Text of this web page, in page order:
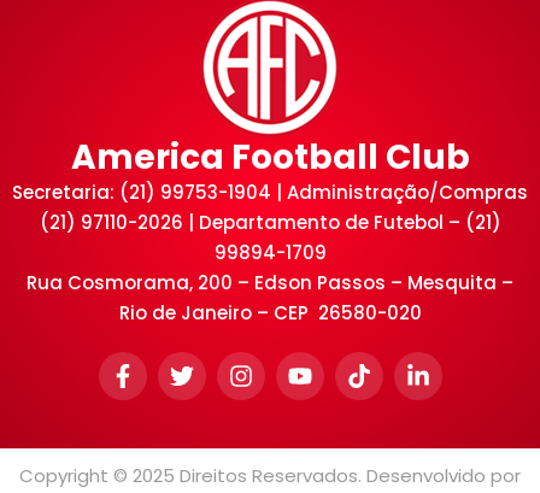
America Football Club
Secretaria: (21) 99753-1904 | Administração/Compras
(21) 97110-2026 | Departamento de Futebol – (21)
99894-1709
Rua Cosmorama, 200 – Edson Passos – Mesquita –
Rio de Janeiro – CEP 26580-020
Copyright © 2025 Direitos Reservados. Desenvolvido por